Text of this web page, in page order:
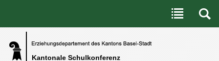
Kantonale Schulkonferenz
Benutzerspezifische Werkzeuge
Direkt zum Inhalt|Direkt zur Navigation